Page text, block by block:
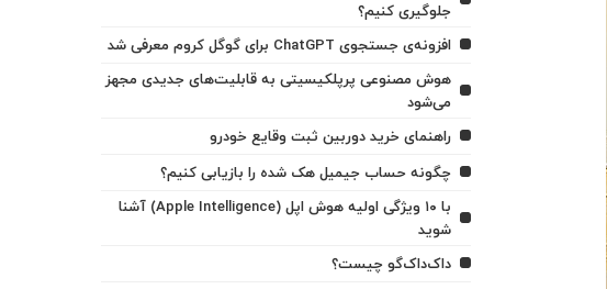
جلوگیری کنیم؟
افزونه‌ی جستجوی ChatGPT برای گوگل کروم معرفی شد
هوش مصنوعی پرپلکیسیتی به قابلیت‌های جدیدی مجهز
می‌شود
راهنمای خرید دوربین ثبت وقایع خودرو
چگونه حساب جیمیل هک شده را بازیابی کنیم؟
با ۱۰ ویژگی اولیه هوش اپل (Apple Intelligence) آشنا
شوید
داک‌داک‌گو چیست؟